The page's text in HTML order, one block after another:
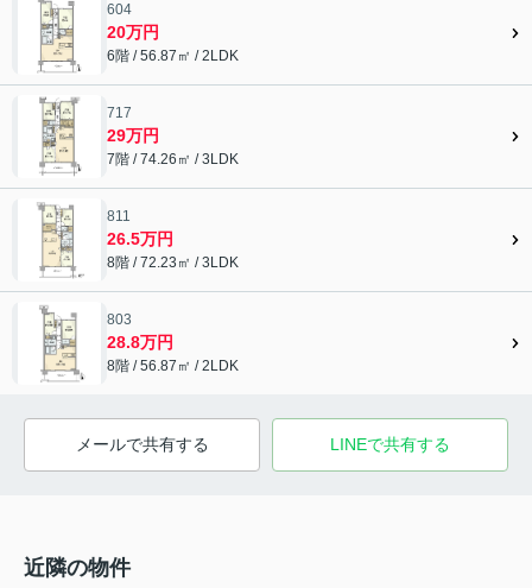
604
20万円
6階 / 56.87㎡ / 2LDK
717
29万円
7階 / 74.26㎡ / 3LDK
811
26.5万円
8階 / 72.23㎡ / 3LDK
803
28.8万円
8階 / 56.87㎡ / 2LDK
メールで共有する LINEで共有する
近隣の物件